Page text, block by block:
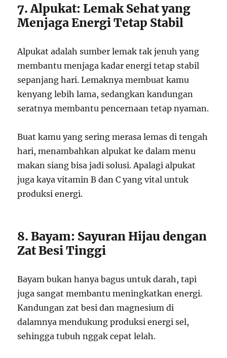
7. Alpukat: Lemak Sehat yang
Menjaga Energi Tetap Stabil
Alpukat adalah sumber lemak tak jenuh yang
membantu menjaga kadar energi tetap stabil
sepanjang hari. Lemaknya membuat kamu
kenyang lebih lama, sedangkan kandungan
seratnya membantu pencernaan tetap nyaman.
Buat kamu yang sering merasa lemas di tengah
hari, menambahkan alpukat ke dalam menu
makan siang bisa jadi solusi. Apalagi alpukat
juga kaya vitamin B dan C yang vital untuk
produksi energi.
8. Bayam: Sayuran Hijau dengan
Zat Besi Tinggi
Bayam bukan hanya bagus untuk darah, tapi
juga sangat membantu meningkatkan energi.
Kandungan zat besi dan magnesium di
dalamnya mendukung produksi energi sel,
sehingga tubuh nggak cepat lelah.